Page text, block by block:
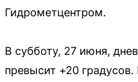
Гидрометцентром.
В субботу, 27 июня,
превысит +20